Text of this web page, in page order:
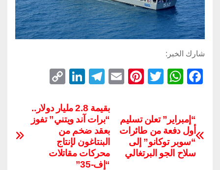
شارك الخبر:
F
e
b
o
W
s
A
p
T
er
Pi
e
st
E
ail
T
e
gr
a
m
Li
k
e
dI
n
p
y
n
بقيمة 2.8 مليار دولار..
“برات آند ويتني” تفوز
بعقد ضخم من
البنتاغون لإنتاج
محركات مقاتلات
“إف-35”
“إمبراير” تعلن تسليم
أول دفعة من طائرات
“سوبر توكانو” إلى
سلاح الجو البرتغالي